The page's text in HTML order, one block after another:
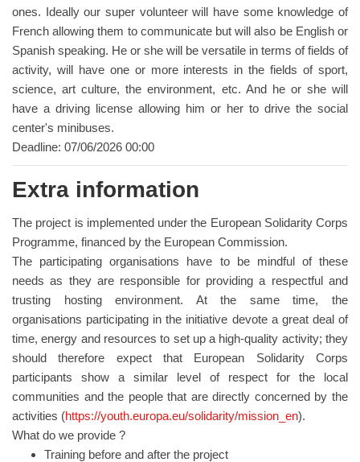
ones. Ideally our super volunteer will have some knowledge of
French allowing them to communicate but will also be English or
Spanish speaking. He or she will be versatile in terms of fields of
activity, will have one or more interests in the fields of sport,
science, art culture, the environment, etc. And he or she will
have a driving license allowing him or her to drive the social
center's minibuses.
Deadline: 07/06/2026 00:00
Extra information
The project is implemented under the European Solidarity Corps
Programme, financed by the European Commission.
The participating organisations have to be mindful of these
needs as they are responsible for providing a respectful and
trusting hosting environment. At the same time, the
organisations participating in the initiative devote a great deal of
time, energy and resources to set up a high-quality activity; they
should therefore expect that European Solidarity Corps
participants show a similar level of respect for the local
communities and the people that are directly concerned by the
activities (https://youth.europa.eu/solidarity/mission_en).
What do we provide ?
Training before and after the project